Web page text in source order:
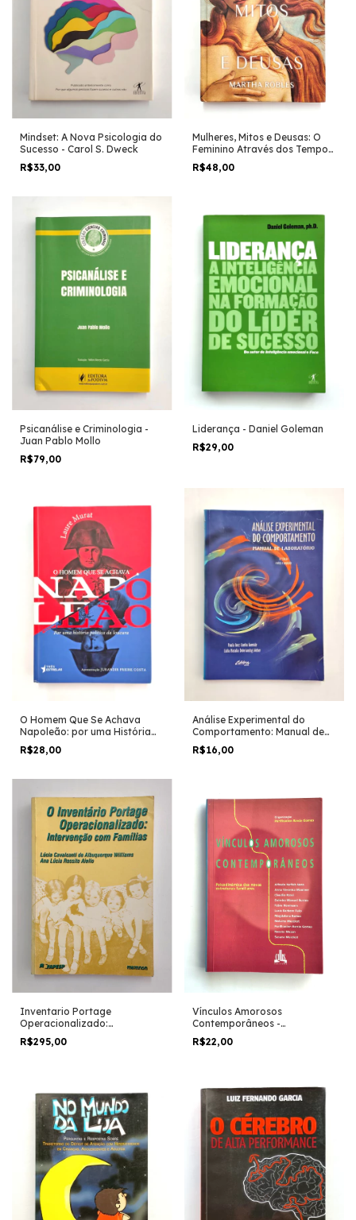
Mindset: A Nova Psicologia do
Sucesso - Carol S. Dweck
R$33,00
Mulheres, Mitos e Deusas: O
Feminino Através dos Tempos
- Martha Robles
R$48,00
Psicanálise e Criminologia -
Juan Pablo Mollo
R$79,00
Liderança - Daniel Goleman
R$29,00
O Homem Que Se Achava
Napoleão: por uma História
Política da Loucura - Laure
Murat
R$28,00
Análise Experimental do
Comportamento: Manual de
Laboratório - Paula Inez
Cunha Gomide e Lidia Natalia
R$16,00
Inventario Portage
Operacionalizado:
Intervenção Com Famílias -
Lúcia C. A. Williams e Ana
R$295,00
Vínculos Amorosos
Contemporâneos -
Purificacion Barcia Gomes
(org.)
R$22,00